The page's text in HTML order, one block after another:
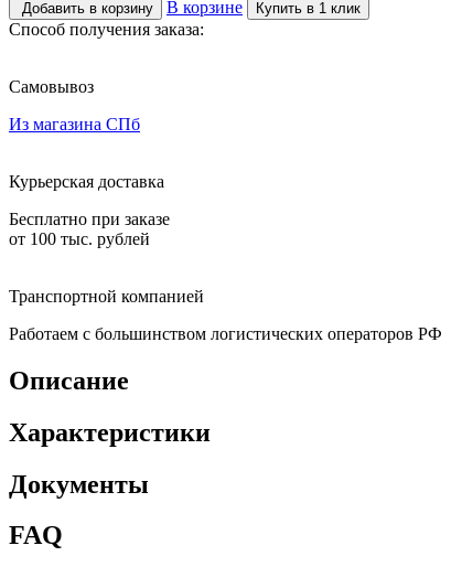
Добавить в корзину В корзине Купить в 1 клик
Способ получения заказа:
Самовывоз
Из магазина СПб
Курьерская доставка
Бесплатно при заказе
от 100 тыс. рублей
Транспортной компанией
Работаем с большинством логистических операторов РФ
Описание
Характеристики
Документы
FAQ